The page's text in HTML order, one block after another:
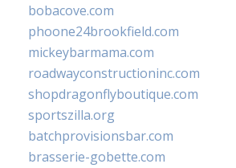
bobacove.com
phoone24brookfield.com
mickeybarmama.com
roadwayconstructioninc.com
shopdragonflyboutique.com
sportszilla.org
batchprovisionsbar.com
brasserie-gobette.com